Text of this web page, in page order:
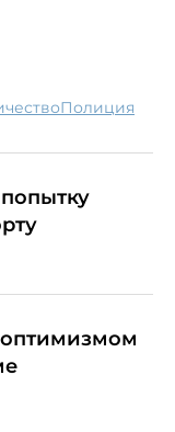
полиция
оптимизмом